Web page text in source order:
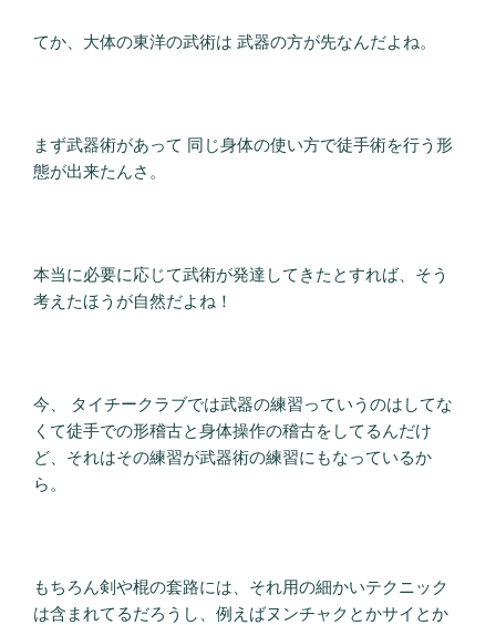
てか、大体の東洋の武術は 武器の方が先なんだよね。
まず武器術があって 同じ身体の使い方で徒手術を行う形
態が出来たんさ。
本当に必要に応じて武術が発達してきたとすれば、そう
考えたほうが自然だよね！
今、 タイチークラブでは武器の練習っていうのはしてな
くて徒手での形稽古と身体操作の稽古をしてるんだけ
ど、それはその練習が武器術の練習にもなっているか
ら。
もちろん剣や棍の套路には、それ用の細かいテクニック
は含まれてるだろうし、例えばヌンチャクとかサイとか